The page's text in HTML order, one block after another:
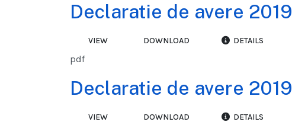
Declaratie de avere 2019
VIEW DOWNLOAD DETAILS
pdf
Declaratie de avere 2019
VIEW DOWNLOAD DETAILS